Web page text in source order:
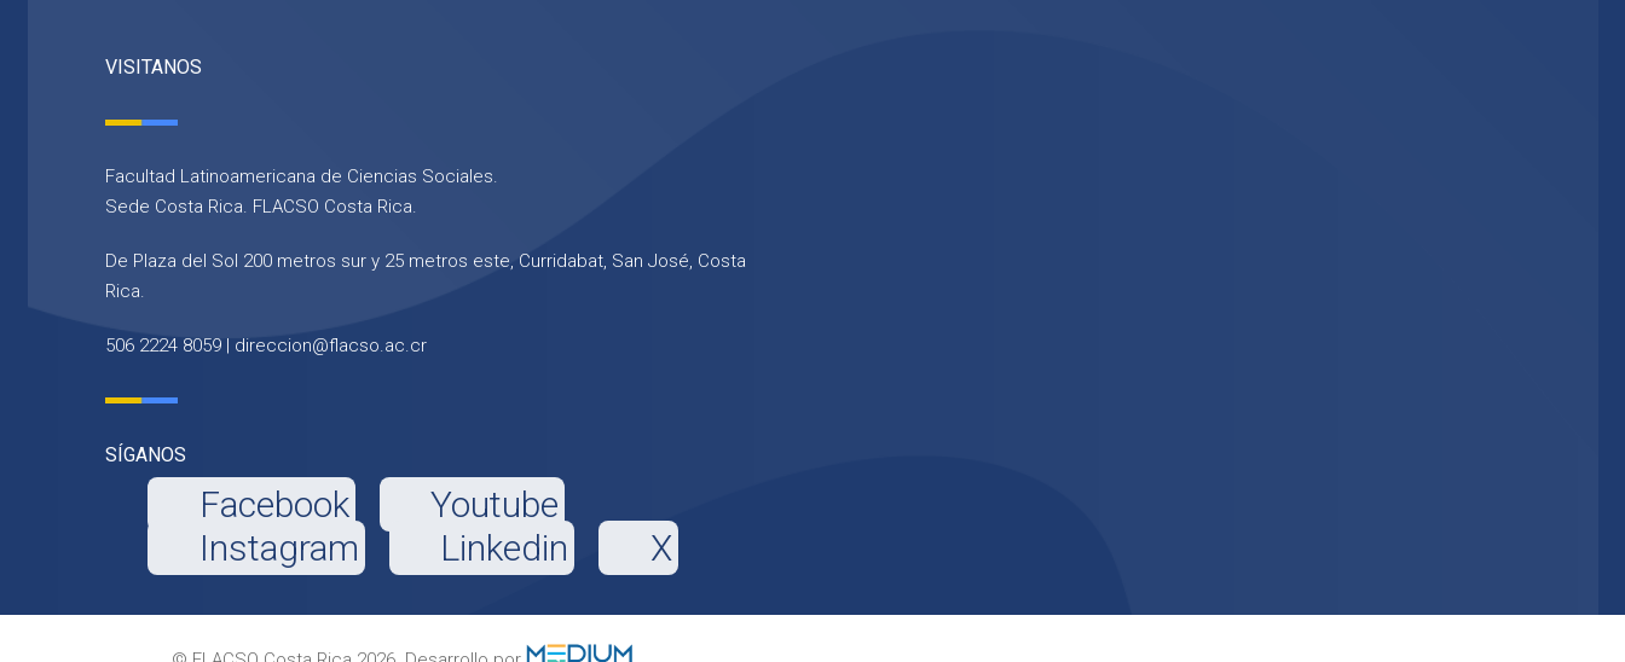
VISITANOS
Facultad Latinoamericana de Ciencias Sociales.
Sede Costa Rica. FLACSO Costa Rica.
De Plaza del Sol 200 metros sur y 25 metros este, Curridabat, San José, Costa
Rica.
506 2224 8059 | direccion@flacso.ac.cr
SÍGANOS
Facebook
Youtube
Instagram
Linkedin X